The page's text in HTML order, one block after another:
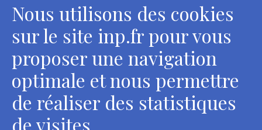
2 rue Vivienne - 75002 Paris
Tél. : + 33 1 44 41 16 41
Contacts
Département des restaurateurs
Nous utilisons des cookies
sur le site inp.fr pour vous
proposer une navigation
optimale et nous permettre
de réaliser des statistiques
de visites.